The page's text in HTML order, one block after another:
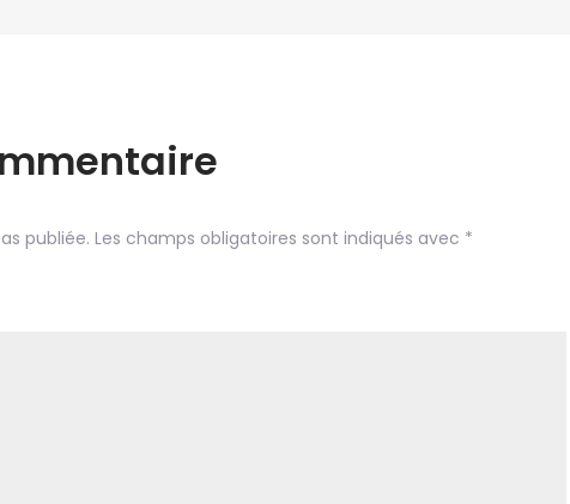
publiée. Les champs obligatoires sont indiqués avec *